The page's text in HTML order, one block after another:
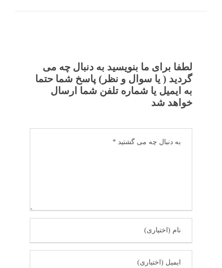
لطفا برای ما بنویسید به دنبال چه می
گردید ( یا سوال و نظر) پاسخ شما حتما
به ایمیل یا شماره تلفن شما ارسال
خواهد شد